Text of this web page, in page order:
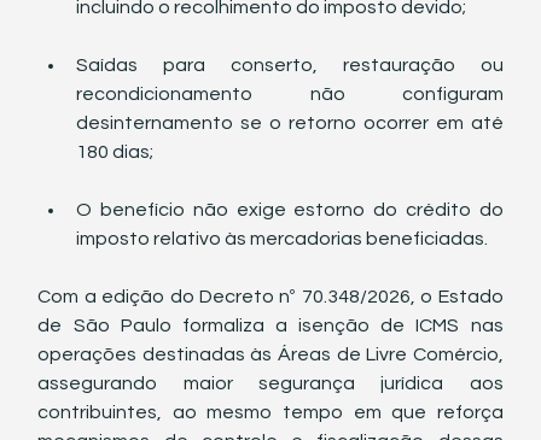
incluindo o recolhimento do imposto devido;
Saídas para conserto, restauração ou
recondicionamento não configuram
desinternamento se o retorno ocorrer em até
180 dias;
O benefício não exige estorno do crédito do
imposto relativo às mercadorias beneficiadas.
Com a edição do Decreto nº 70.348/2026, o Estado
de São Paulo formaliza a isenção de ICMS nas
operações destinadas às Áreas de Livre Comércio,
assegurando maior segurança jurídica aos
contribuintes, ao mesmo tempo em que reforça